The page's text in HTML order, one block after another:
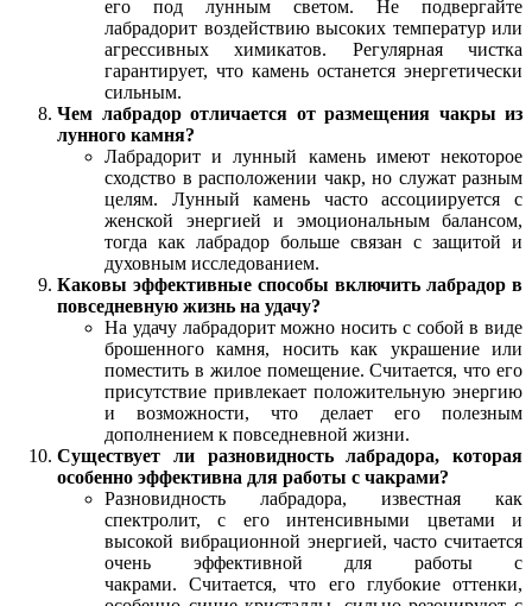
его под лунным светом. Не подвергайте
лабрадорит воздействию высоких температур или
агрессивных химикатов. Регулярная чистка
гарантирует, что камень останется энергетически
сильным.
Чем лабрадор отличается от размещения чакры из
лунного камня?
Лабрадорит и лунный камень имеют некоторое
сходство в расположении чакр, но служат разным
целям. Лунный камень часто ассоциируется с
женской энергией и эмоциональным балансом,
тогда как лабрадор больше связан с защитой и
духовным исследованием.
Каковы эффективные способы включить лабрадор в
повседневную жизнь на удачу?
На удачу лабрадорит можно носить с собой в виде
брошенного камня, носить как украшение или
поместить в жилое помещение. Считается, что его
присутствие привлекает положительную энергию
и возможности, что делает его полезным
дополнением к повседневной жизни.
Существует ли разновидность лабрадора, которая
особенно эффективна для работы с чакрами?
Разновидность лабрадора, известная как
спектролит, с его интенсивными цветами и
высокой вибрационной энергией, часто считается
очень эффективной для работы с
чакрами. Считается, что его глубокие оттенки,